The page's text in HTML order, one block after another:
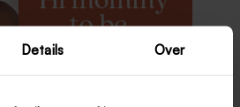
Details Over